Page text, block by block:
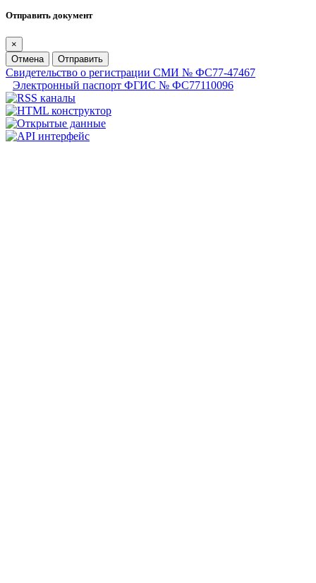
Отправить документ
×
Отмена
Отправить
Свидетельство о регистрации СМИ № ФС77-47467
Электронный паспорт ФГИС № ФС77110096